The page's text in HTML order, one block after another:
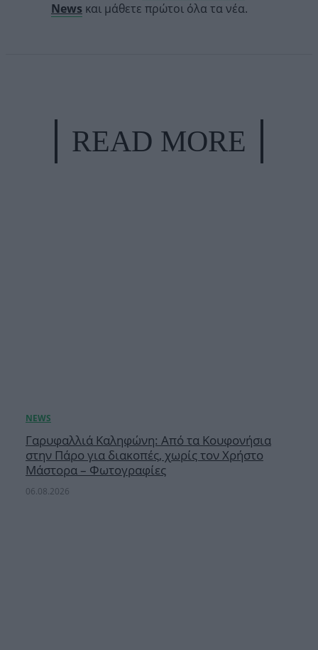
News και μάθετε πρώτοι όλα τα νέα.
READ MORE
Γαρυφαλλιά Καληφώνη: Από τα Κουφονήσια
στην Πάρο για διακοπές, χωρίς τον Χρήστο
Μάστορα – Φωτογραφίες
06.08.2026